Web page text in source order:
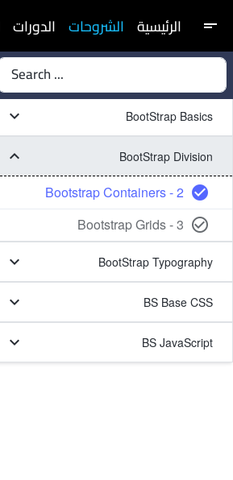
short_text الرئيسية الشروحات الدورات
Search ...
BootStrap Basics
keyboard_arrow_down
BootStrap Division
keyboard_arrow_down
check_circle
2 - Bootstrap Containers
check_circle_outline
3 - Bootstrap Grids
BootStrap Typography
keyboard_arrow_down
BS Base CSS
keyboard_arrow_down
BS JavaScript
keyboard_arrow_down